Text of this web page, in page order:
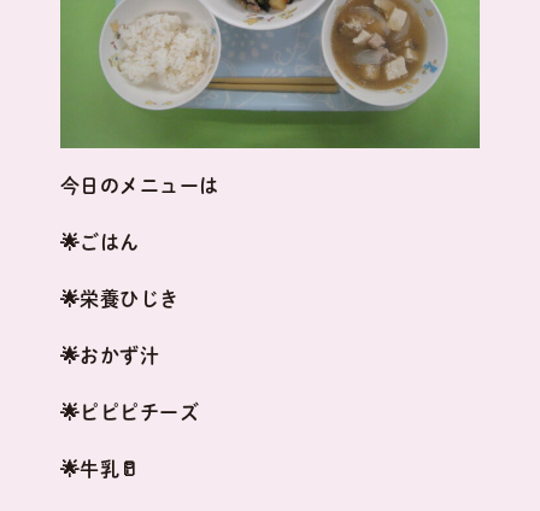
今日のメニューは
🌟ごはん
🌟栄養ひじき
🌟おかず汁
🌟ピピピチーズ
🌟牛乳🥛